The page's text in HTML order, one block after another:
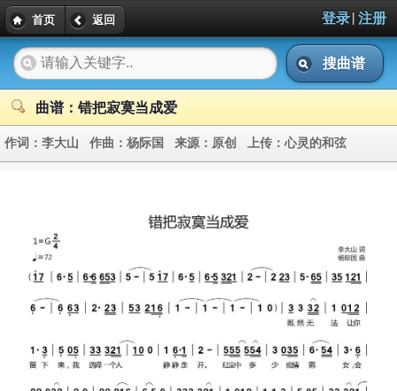
首页 返回 登录| 注册
搜曲谱
曲谱：错把寂寞当成爱
作词： 李大山 作曲： 杨际国 来源： 原创 上传： 心灵的和弦